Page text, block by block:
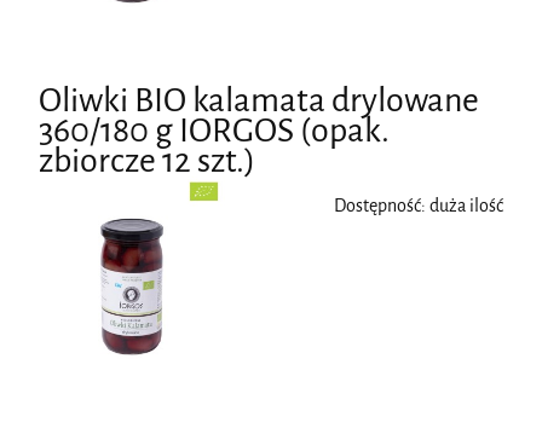
Oliwki BIO kalamata drylowane
360/180 g IORGOS (opak.
zbiorcze 12 szt.)
Dostępność: duża ilość